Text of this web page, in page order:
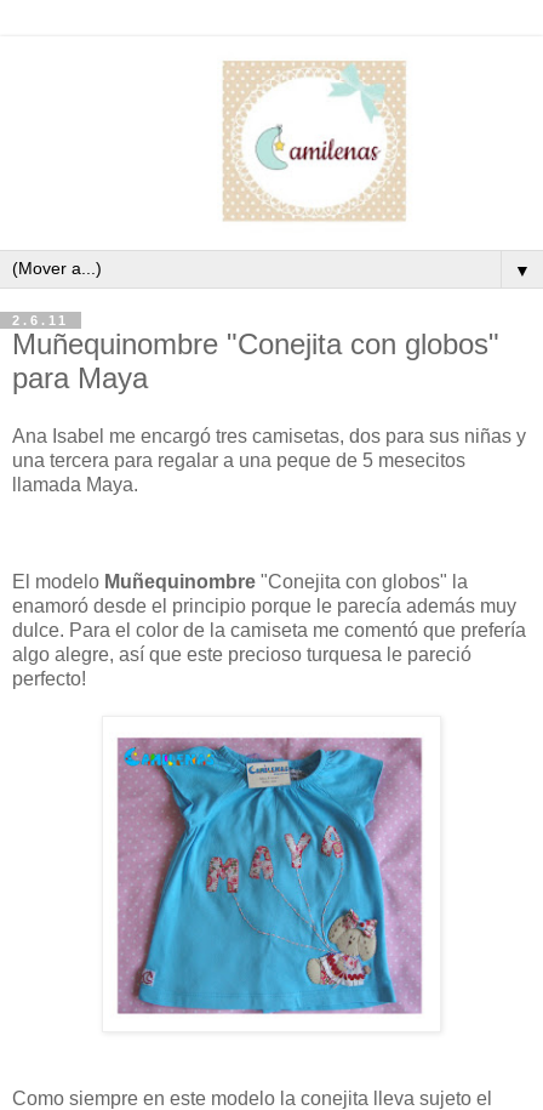
▼
2.6.11
Muñequinombre "Conejita con globos"
para Maya
Ana Isabel me encargó tres camisetas, dos para sus niñas y
una tercera para regalar a una peque de 5 mesecitos
llamada Maya.
El modelo Muñequinombre "Conejita con globos" la
enamoró desde el principio porque le parecía además muy
dulce. Para el color de la camiseta me comentó que prefería
algo alegre, así que este precioso turquesa le pareció
perfecto!
Como siempre en este modelo la conejita lleva sujeto el